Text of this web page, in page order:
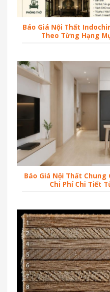
Báo Giá Nội Thất
Theo Từng Hạng
Báo Giá Nội Thất Chung
Chi Phí Chi Tiết